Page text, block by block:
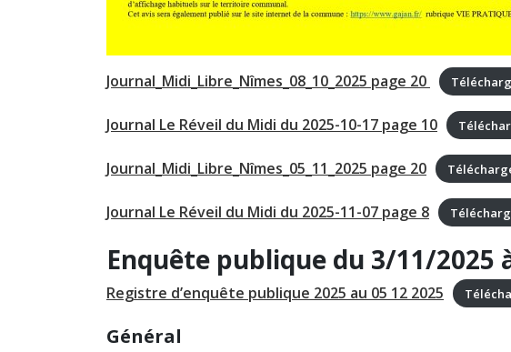
Journal_Midi_Libre_Nîmes_08_10_2025 page 20
Journal Le Réveil du Midi du 2025-10-17 page 10
Journal_Midi_Libre_Nîmes_05_11_2025 page 20
Journal Le Réveil du Midi du 2025-11-07 page 8
Enquête publique du 3/11/2025
Registre d’enquête publique 2025 au 05 12 2025
Général